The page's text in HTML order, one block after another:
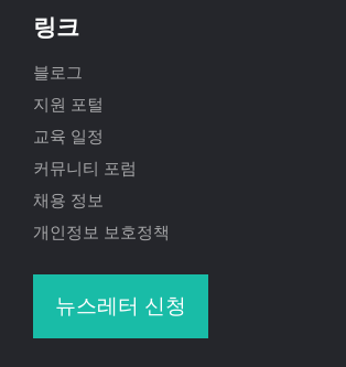
링크
블로그
지원 포털
교육 일정
커뮤니티 포럼
채용 정보
개인정보 보호정책
뉴스레터 신청